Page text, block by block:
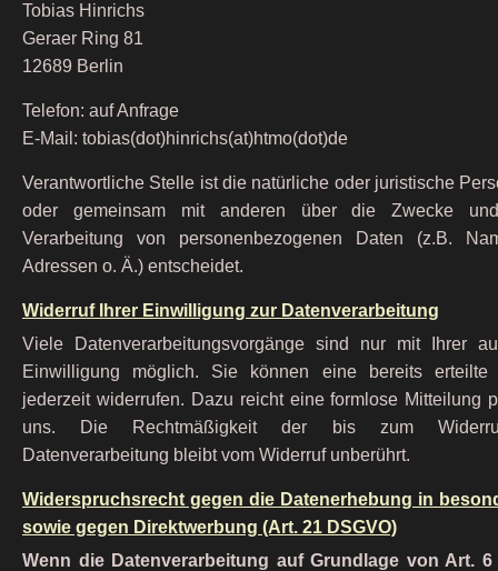
Tobias Hinrichs
Geraer Ring 81
12689 Berlin
Telefon: auf Anfrage
E-Mail: tobias(dot)hinrichs(at)htmo(dot)de
Verantwortliche Stelle ist die natürliche oder juristische
oder gemeinsam mit anderen über die Zwecke
Verarbeitung von personenbezogenen Daten (z.B.
Adressen o. Ä.) entscheidet.
Widerruf Ihrer Einwilligung zur Datenverarbeitung
Viele Datenverarbeitungsvorgänge sind nur mit Ihrer
Einwilligung möglich. Sie können eine bereits erteilte
jederzeit widerrufen. Dazu reicht eine formlose Mitteilung
uns. Die Rechtmäßigkeit der bis zum
Datenverarbeitung bleibt vom Widerruf unberührt.
Widerspruchsrecht gegen die Datenerhebung in
sowie gegen Direktwerbung (Art. 21 DSGVO)
Wenn die Datenverarbeitung auf Grundlage von Art.